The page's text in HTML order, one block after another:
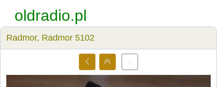
oldradio.pl
Radmor, Radmor 5102